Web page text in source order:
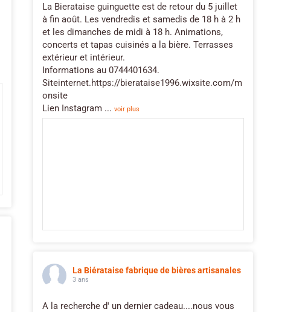
La Bierataise guinguette est de retour du 5 juillet
à fin août. Les vendredis et samedis de 18 h à 2 h
et les dimanches de midi à 18 h. Animations,
concerts et tapas cuisinés a la bière. Terrasses
extérieur et intérieur.
Informations au 0744401634.
Siteinternet.https://bierataise1996.wixsite.com/m
onsite
Lien Instagram ... voir plus
La Biérataise fabrique de bières artisanales
3 ans
A la recherche d' un dernier cadeau....nous vous